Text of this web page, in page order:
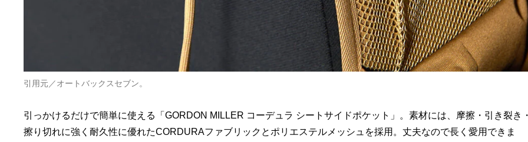
引用元／オートバックスセブン。
引っかけるだけで簡単に使える「GORDON MILLER コーデュラ シートサイドポケット」。素材には、摩擦・引き裂き
擦り切れに強く耐久性に優れたCORDURAファブリックとポリエステルメッシュを採用。丈夫なので長く愛用できま